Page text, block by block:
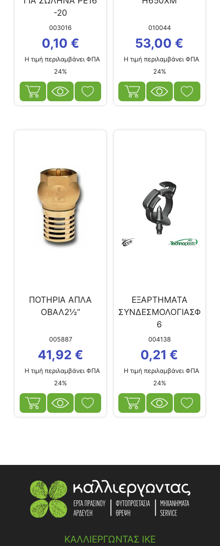
-20
003016
0,10 €
Η τιμή περιλαμβάνει ΦΠΑ
24%
010044
53,00 €
Η τιμή περιλαμβάνει ΦΠΑ
24%
ΠΟΤΗΡΙΑ ΑΠΛΑ
ΟΒΑΛ2½”
005887
41,92 €
Η τιμή περιλαμβάνει ΦΠΑ
24%
ΕΞΑΡΤΗΜΑΤΑ
ΣΥΝΔΕΣΜΟΛΟΓΙΑΣΦ
6
004138
0,21 €
Η τιμή περιλαμβάνει ΦΠΑ
24%
ΚΑΛΛΙΕΡΓΩΝΤΑΣ ΙΚΕ